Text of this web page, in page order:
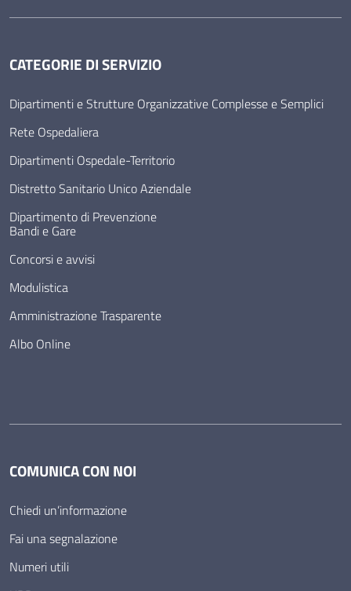
CATEGORIE DI SERVIZIO
Dipartimenti e Strutture Organizzative Complesse e Semplici
Rete Ospedaliera
Dipartimenti Ospedale-Territorio
Distretto Sanitario Unico Aziendale
Dipartimento di Prevenzione
Bandi e Gare
Concorsi e avvisi
Modulistica
Amministrazione Trasparente
Albo Online
COMUNICA CON NOI
Chiedi un’informazione
Fai una segnalazione
Numeri utili